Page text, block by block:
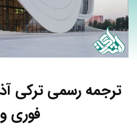
ترجمه رسمی ترکی
فوری